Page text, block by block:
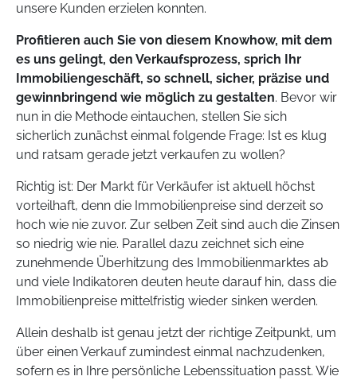
unsere Kunden erzielen konnten.
Profitieren auch Sie von diesem Knowhow, mit dem
es uns gelingt, den Verkaufsprozess, sprich Ihr
Immobiliengeschäft, so schnell, sicher, präzise und
gewinnbringend wie möglich zu gestalten. Bevor wir
nun in die Methode eintauchen, stellen Sie sich
sicherlich zunächst einmal folgende Frage: Ist es klug
und ratsam gerade jetzt verkaufen zu wollen?
Richtig ist: Der Markt für Verkäufer ist aktuell höchst
vorteilhaft, denn die Immobilienpreise sind derzeit so
hoch wie nie zuvor. Zur selben Zeit sind auch die Zinsen
so niedrig wie nie. Parallel dazu zeichnet sich eine
zunehmende Überhitzung des Immobilienmarktes ab
und viele Indikatoren deuten heute darauf hin, dass die
Immobilienpreise mittelfristig wieder sinken werden.
Allein deshalb ist genau jetzt der richtige Zeitpunkt, um
über einen Verkauf zumindest einmal nachzudenken,
sofern es in Ihre persönliche Lebenssituation passt. Wie